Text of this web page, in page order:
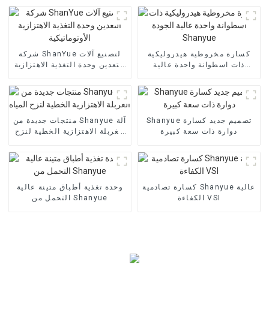
شركة ShanYue لتصنيع آلات
التعدين وحدة التغذية الاهتزازية
كسارة مخروطية هيدروليكية
ذات اسطوانة واحدة عالية
منتجات جديدة من Shanyue آلة
الغربلة الاهتزازية الخطية لنزح
Shanyue تصميم جديد كسارة
دوارة ذات سعة كبيرة
وحدة تغذية أطباق متينة عالية
التحمل من Shanyue
كسارة تصادمية Shanyue عالية
الكفاءة VSI